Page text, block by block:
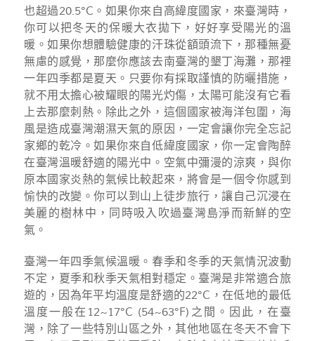
也超過20.5°C。如果你來自高緯度國家，來臺灣時，
你可以把冬天的保暖大衣拋下，好好享受陽光的溫
暖。如果你想體驗健康的汗珠從額頭流下，那種無憂
無慮的感覺，那麼你應該去南臺灣的墾丁海灘，那裡
一年四季都是夏天。只要你有採取謹慎的防曬措施，
就不用太擔心被耀眼的陽光灼傷，太陽可能沒有它看
上去那麼刺熱。除此之外，這個國家被海洋包圍，海
風是造成臺灣潮濕天氣的原因，一定會讓你完全忘記
家鄉的乾冷。如果你來自低緯度國家，你一定會陶醉
在臺灣溫暖舒適的陽光中。空氣中彌漫的涼爽，與你
原本國家炎熱的氣候比較起來，將會是一個令你感到
愉快的改變。你可以到山上徒步旅行，讓自己沉浸在
美麗的樹林中，同時吸入吹過臺灣島淨而新鮮的空
氣。
臺灣一年四季氣候溫暖。春季和冬季的天氣情況波動
不定，夏季和秋季天氣相對穩定。臺灣是非常適合旅
遊的，因為年平均溫度是舒適的22°C，在低地的最低
溫度一般在12~17°C (54~63°F)之間。因此，在臺
灣，除了一些特別山區之外，其他地區在冬天不會下